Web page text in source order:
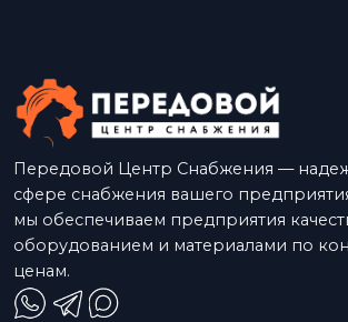
Передовой Центр Снабжения —
сфере снабжения вашего
мы обеспечиваем предприятия
оборудованием и материалами по
ценам.